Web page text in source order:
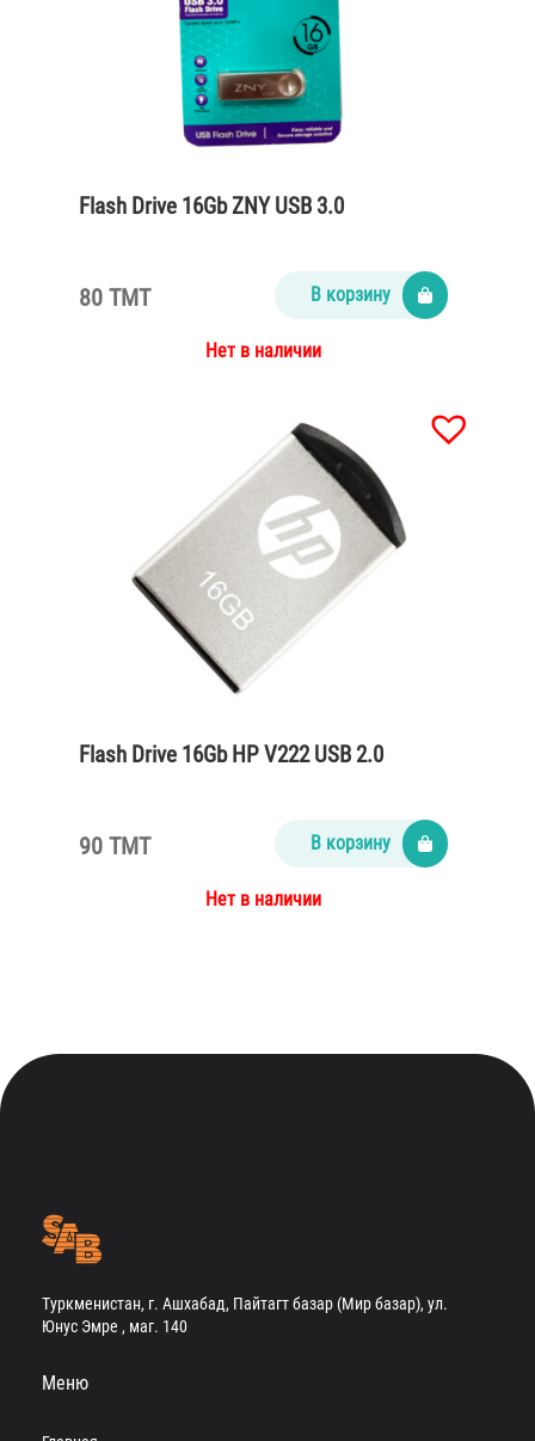
Flash Drive 16Gb ZNY USB 3.0
80 TMT В корзину
Нет в наличии
Flash Drive 16Gb HP V222 USB 2.0
90 TMT В корзину
Нет в наличии
Туркменистан, г. Ашхабад, Пайтагт базар (Мир базар), ул.
Юнус Эмре , маг. 140
Меню